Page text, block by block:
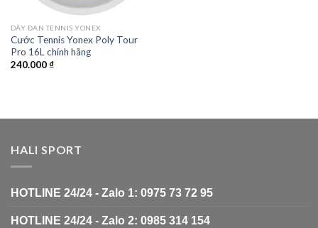
DÂY ĐAN TENNIS YONEX
Cước Tennis Yonex Poly Tour
Pro 16L chính hãng
240.000₫
HALI SPORT
HOTLINE 24/24 - Zalo 1: 0975 73 72 95
HOTLINE 24/24 - Zalo 2: 0985 314 154